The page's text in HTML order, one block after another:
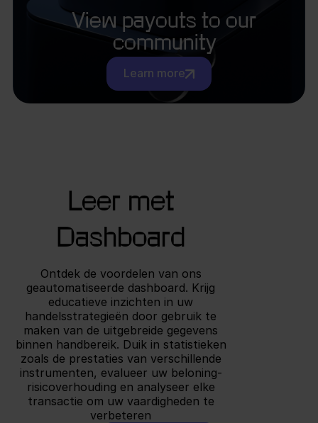
View payouts to our
community
Learn more
Leer met
Dashboard
Ontdek de voordelen van ons
geautomatiseerde dashboard. Krijg
educatieve inzichten in uw
handelsstrategieën door gebruik te
maken van de uitgebreide gegevens
binnen handbereik. Duik in statistieken
zoals de prestaties van verschillende
instrumenten, evalueer uw beloning-
risicoverhouding en analyseer elke
transactie om uw vaardigheden te
verbeteren